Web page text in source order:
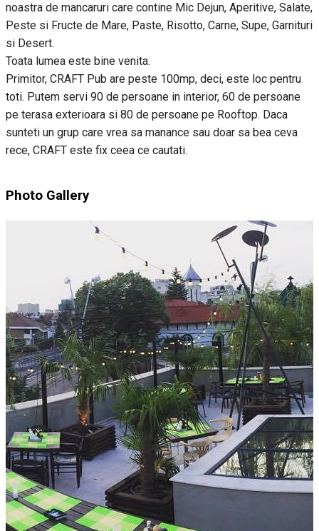
noastra de mancaruri care contine Mic Dejun, Aperitive, Salate,
Peste si Fructe de Mare, Paste, Risotto, Carne, Supe, Garnituri
si Desert.
Toata lumea este bine venita.
Primitor, CRAFT Pub are peste 100mp, deci, este loc pentru
toti. Putem servi 90 de persoane in interior, 60 de persoane
pe terasa exterioara si 80 de persoane pe Rooftop. Daca
sunteti un grup care vrea sa manance sau doar sa bea ceva
rece, CRAFT este fix ceea ce cautati.
Photo Gallery